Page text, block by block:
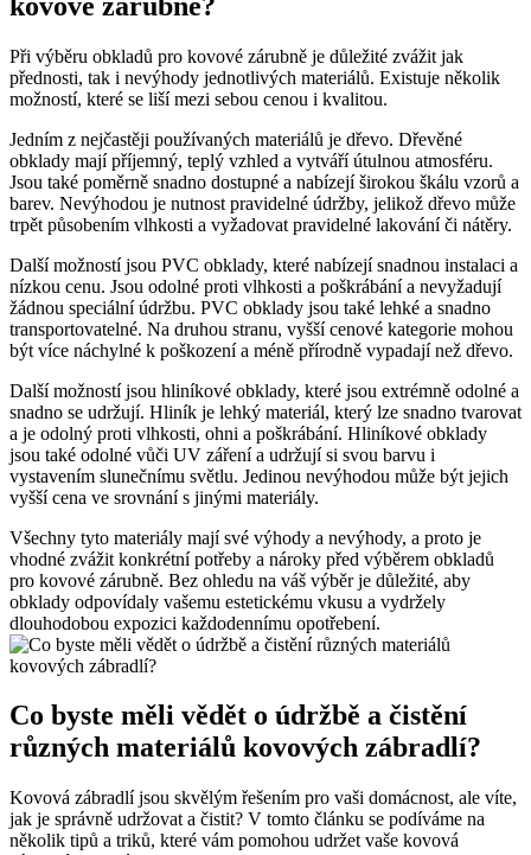
Při výběru obkladů pro kovové zárubně je důležité zvážit jak
přednosti, tak i nevýhody jednotlivých materiálů. Existuje několik
možností, které se liší mezi sebou cenou i kvalitou.
Jedním z nejčastěji používaných materiálů je dřevo. Dřevěné
obklady mají příjemný, teplý vzhled a vytváří útulnou atmosféru.
Jsou také poměrně snadno dostupné a nabízejí širokou škálu vzorů a
barev. Nevýhodou je nutnost pravidelné údržby, jelikož dřevo může
trpět působením vlhkosti a vyžadovat pravidelné lakování či nátěry.
Další možností jsou PVC obklady, které nabízejí snadnou instalaci a
nízkou cenu. Jsou odolné proti vlhkosti a poškrábání a nevyžadují
žádnou speciální údržbu. PVC obklady jsou také lehké a snadno
transportovatelné. Na druhou stranu, vyšší cenové kategorie mohou
být více náchylné k poškození a méně přírodně vypadají než dřevo.
Další možností jsou hliníkové obklady, které jsou extrémně odolné a
snadno se udržují. Hliník je lehký materiál, který lze snadno tvarovat
a je odolný proti vlhkosti, ohni a poškrábání. Hliníkové obklady
jsou také odolné vůči UV záření a udržují si svou barvu i
vystavením slunečnímu světlu. Jedinou nevýhodou může být jejich
vyšší cena ve srovnání s jinými materiály.
Všechny tyto materiály mají své výhody a nevýhody, a proto je
vhodné zvážit konkrétní potřeby a nároky před výběrem obkladů
pro kovové zárubně. Bez ohledu na váš výběr je důležité, aby
obklady odpovídaly vašemu estetickému vkusu a vydržely
dlouhodobou expozici každodennímu opotřebení.
Co byste měli vědět o údržbě a čistění
různých materiálů kovových zábradlí?
Kovová zábradlí jsou skvělým řešením pro vaši domácnost, ale víte,
jak je správně udržovat a čistit? V tomto článku se podíváme na
několik tipů a triků, které vám pomohou udržet vaše kovová